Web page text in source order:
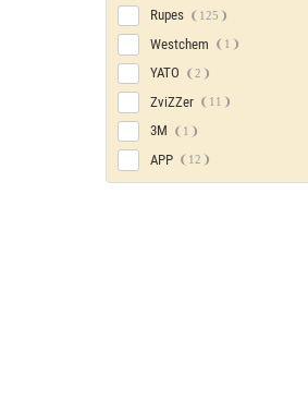
Rupes 125
Westchem 1
YATO 2
ZviZZer 11
3M 1
APP 12